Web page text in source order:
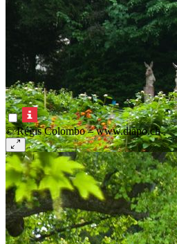
© Régis Colombo – www.diapo.ch